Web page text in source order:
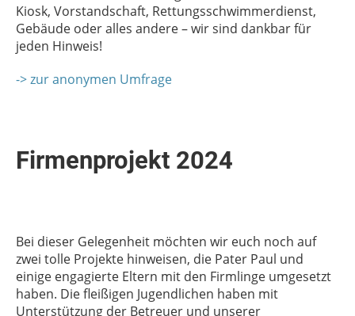
Kiosk, Vorstandschaft, Rettungsschwimmerdienst,
Gebäude oder alles andere – wir sind dankbar für
jeden Hinweis!
-> zur anonymen Umfrage
Firmenprojekt 2024
Bei dieser Gelegenheit möchten wir euch noch auf
zwei tolle Projekte hinweisen, die Pater Paul und
einige engagierte Eltern mit den Firmlinge umgesetzt
haben. Die fleißigen Jugendlichen haben mit
Unterstützung der Betreuer und unserer